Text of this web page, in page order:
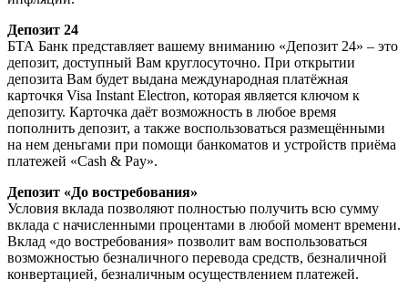
Депозит 24
БТА Банк представляет вашему вниманию «Депозит 24» – это
депозит, доступный Вам круглосуточно. При открытии
депозита Вам будет выдана международная платёжная
карточкя Visa Instant Electron, которая является ключом к
депозиту. Карточка даёт возможность в любое время
пополнить депозит, а также воспользоваться размещёнными
на нем деньгами при помощи банкоматов и устройств приёма
платежей «Cash & Pay».
Депозит «До востребования»
Условия вклада позволяют полностью получить всю сумму
вклада с начисленными процентами в любой момент времени.
Вклад «до востребования» позволит вам воспользоваться
возможностью безналичного перевода средств, безналичной
конвертацией, безналичным осуществлением платежей.